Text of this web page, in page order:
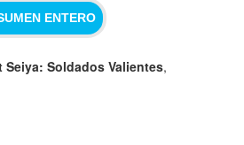
ENTERO
Seiya: Soldados Valientes,